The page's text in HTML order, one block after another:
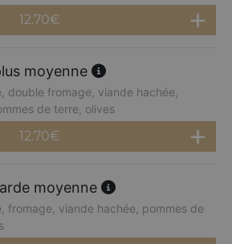
12.70€
moyenne
double fromage, viande hachée,
de terre, olives
12.70€
moyenne
fromage, viande hachée, pommes de